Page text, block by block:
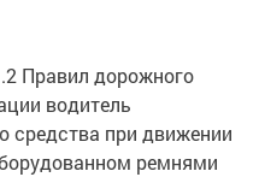
Правил дорожного
водитель
средства при движении
ремнями